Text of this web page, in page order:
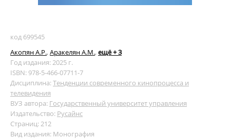
код 699545
Акопян А.Р., Аракелян А.М., ещё + 3
Год издания: 2025 г.
ISBN: 978-5-466-07711-7
Дисциплина:Тенденции современного кинопроцесса и
телевидения
ВУЗ автора: Государственный университет управления
Издательство: Русайнс
Страниц: 212
Вид издания: Монография